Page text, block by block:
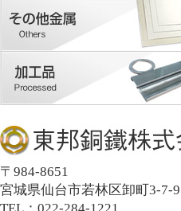
〒984-8651
宮城県仙台市若林区卸町3-7-9